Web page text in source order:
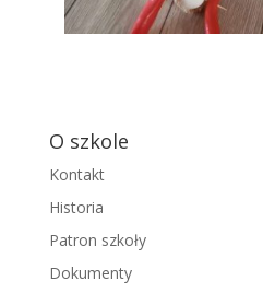
O szkole
Kontakt
Historia
Patron szkoły
Dokumenty